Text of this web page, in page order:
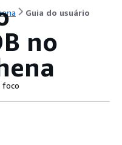
Guia do usuário
no
foco